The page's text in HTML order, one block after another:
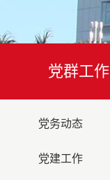
党群工作
党务动态
党建工作